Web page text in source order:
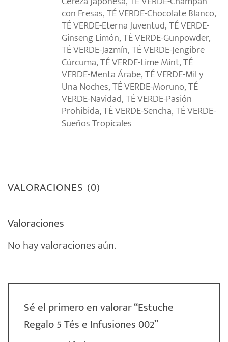
con Fresas, TÉ VERDE-Chocolate Blanco,
TÉ VERDE-Eterna Juventud, TÉ VERDE-
Ginseng Limón, TÉ VERDE-Gunpowder,
TÉ VERDE-Jazmín, TÉ VERDE-Jengibre
Cúrcuma, TÉ VERDE-Lime Mint, TÉ
VERDE-Menta Árabe, TÉ VERDE-Mil y
Una Noches, TÉ VERDE-Moruno, TÉ
VERDE-Navidad, TÉ VERDE-Pasión
Prohibida, TÉ VERDE-Sencha, TÉ VERDE-
Sueños Tropicales
VALORACIONES (0)
Valoraciones
No hay valoraciones aún.
Sé el primero en valorar “Estuche
Regalo 5 Tés e Infusiones 002”